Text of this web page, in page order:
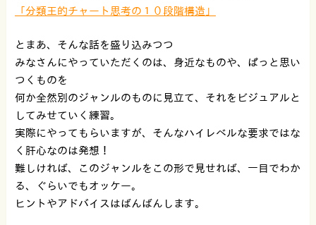
「分類王的チャート思考の１０段階構造」
とまあ、そんな話を盛り込みつつ
みなさんにやっていただくのは、身近なものや、ぱっと思い
つくものを
何か全然別のジャンルのものに見立て、それをビジュアルと
してみせていく練習。
実際にやってもらいますが、そんなハイレベルな要求ではな
く肝心なのは発想！
難しければ、このジャンルをこの形で見せれば、一目でわか
る、ぐらいでもオッケー。
ヒントやアドバイスはばんばんします。